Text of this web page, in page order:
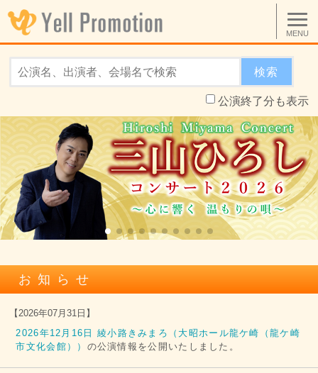
MENU
検索
公演終了分も表示
お知らせ
【 2026年07月31日 】
2026年12月16日 綾小路きみまろ（大昭ホール龍ケ崎（龍ケ崎
市文化会館）） の公演情報を公開いたしました。